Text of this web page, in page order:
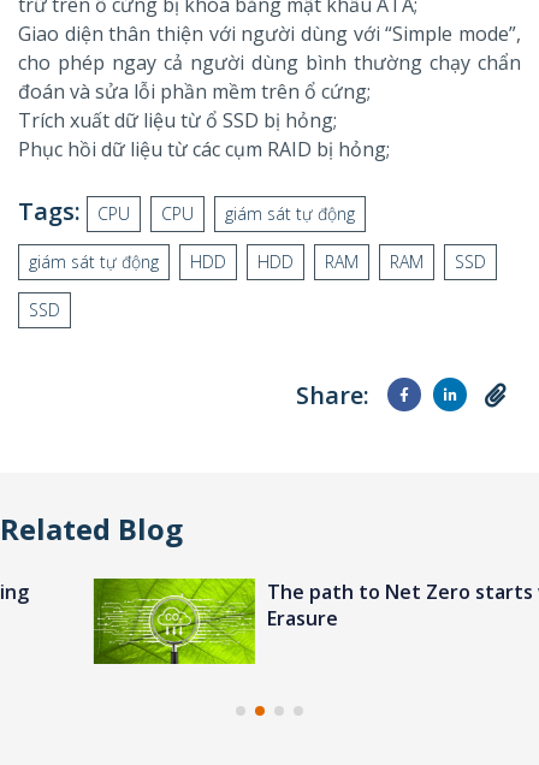
Giao diện thân thiện với người dùng với “Simple mode”,
cho phép ngay cả người dùng bình thường chạy chẩn
đoán và sửa lỗi phần mềm trên ổ cứng;
Trích xuất dữ liệu từ ổ SSD bị hỏng;
Phục hồi dữ liệu từ các cụm RAID bị hỏng;
Tags: CPU CPU giám sát tự động
giám sát tự động HDD HDD RAM RAM SSD
SSD
Share:
Related Blog
The path to Net Zero starts with Data
Erasure